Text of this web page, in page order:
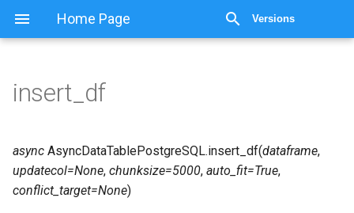
Home Page Versions
显示源代码
insert_df
async AsyncDataTablePostgreSQL.insert_df(dataframe,
updatecol=None, chunksize=5000, auto_fit=True,
conflict_target=None)